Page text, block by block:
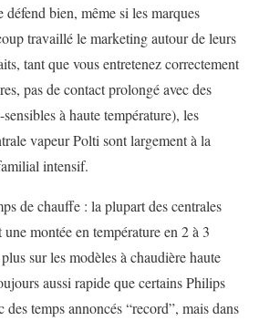
bien, même si les marques
travaillé le marketing autour de leurs
tant que vous entretenez correctement
pas de contact prolongé avec des
à haute température), les
vapeur Polti sont largement à la
intensif.
de chauffe : la plupart des centrales
montée en température en 2 à 3
sur les modèles à chaudière haute
aussi rapide que certains Philips
des temps annoncés “record”, mais dans